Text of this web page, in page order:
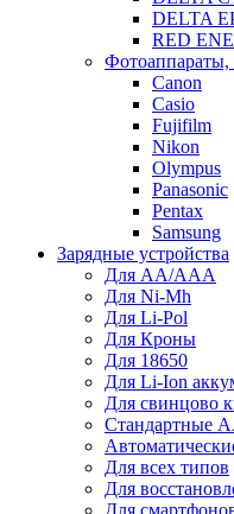
DELTA
RED
Canon
Casio
Fujifilm
Nikon
Olympus
Panasonic
Pentax
Samsung
Зарядные устройства
Для AA/AAA
Для Ni-Mh
Для Li-Pol
Для Кроны
Для 18650
Для Li-Ion
Для свинцово
Стандартные
Для всех типов
Для
Для